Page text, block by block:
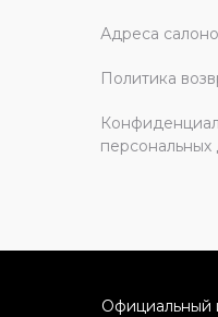
Адреса
Политика
персональных
Официальный